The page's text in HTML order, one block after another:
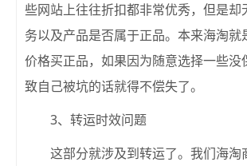
些网站上往往折扣都非常优秀，但是却
务以及产品是否属于正品。本来海淘就
价格买正品，如果因为随意选择一些没
致自己被坑的话就得不偿失了。
3、转运时效问题
这部分就涉及到转运了。我们海淘